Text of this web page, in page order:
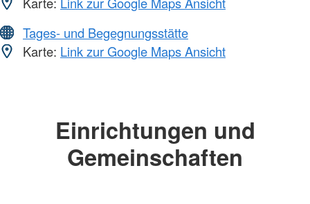
Tages- und Begegnungsstätte
Karte: Link zur Google Maps Ansicht
Einrichtungen und
Gemeinschaften